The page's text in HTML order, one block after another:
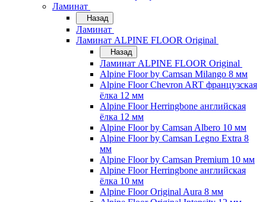
Ламинат
Назад
Ламинат
Ламинат ALPINE FLOOR Original
Назад
Ламинат ALPINE FLOOR Original
Alpine Floor by Camsan Milango 8 мм
Alpine Floor Chevron ART французская
ёлка 12 мм
Alpine Floor Herringbone английская
ёлка 12 мм
Alpine Floor by Camsan Albero 10 мм
Alpine Floor by Camsan Legno Extra 8
мм
Alpine Floor by Camsan Premium 10 мм
Alpine Floor Herringbone английская
ёлка 10 мм
Alpine Floor Original Aura 8 мм